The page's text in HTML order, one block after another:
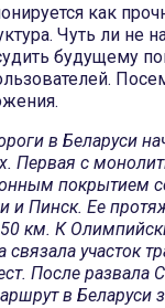
как
Чуть ли не
будущему
в Беларуси
Первая с
покрытием
и Пинск. Ее
км. К
связала участок
После развала
в Беларуси